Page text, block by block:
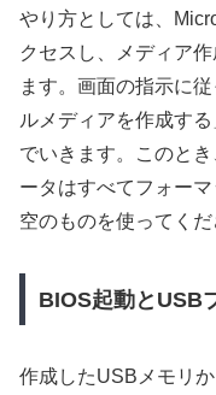
やり方としては、
クセスし、メディア
ます。画面の指示に
ルメディアを作成す
でいきます。このとき
ータはすべてフォー
空のものを使ってくだ
BIOS起動とUSB
作成したUSBメモリ